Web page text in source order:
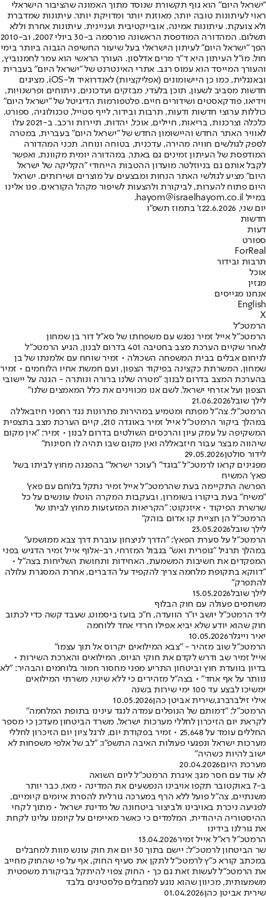
"ישראל היום" הוא גוף תקשורת שנוסד מתוך האמונה שהציבור הישראלי
ראוי לעיתונות טובה יותר, מאוזנת יותר ומדויקת יותר. עיתונות שמדברת
ולא צועקת. עיתונות אמינה, אובייקטיבית ועניינית. עיתונות אחרת וללא
תשלום. המהדורה המודפסת הראשונה פורסמה ב-30 ביולי 2007, וב-2010
הפך "ישראל היום" לעיתון הישראלי בעל שיעור החשיפה הגבוה ביותר בימי
חול. מו"ל העיתון היא ד"ר מרים אדלסון. העורך הראשי הוא עמר לחמנוביץ,
והעורך המייסד הוא עמוס רגב. אתרי האינטרנט של "ישראל היום" בעברית
ובאנגלית, כמו כן היישומונים (אפליקציות) לאנדרואיד ול-iOS, מציגים
חדשות מסביב לשעון, תוכן בלעדי, מבזקים ועדכונים, ניתוחים ופרשנויות,
וידיאו, פודקאסטים ושידורים חיים. פלטפורמות הדיגיטל של "ישראל היום"
כוללות ערוצי חדשות ודעות, תרבות ובידור, לייף סטייל, טכנולוגיה, ספורט,
כלכלה וצרכנות, בריאות, חיילים, אוכל, יהדות, תיירות ורכב. ב-2021 עלו
לאוויר האתר החדש והיישומון החדש של "ישראל היום" בעברית, במטרה
לספק לגולשים חוויה מהירה, עדכנית, בטוחה ונוחה. תכני המהדורה
המודפסת של העיתון זמינים גם באתר, במהדורה יומית מקוונת, ואפשר
לקבל אותם גם בניוזלטר. מועדון ההטבות הייחודי "הקליקה של ישראל
היום" מציע לגולשי האתר הנחות ומבצעים על מוצרים ושירותים. ישראל
היום פתוח להערות, לביקורת ולהצעות לשיפור מקהל הקוראים. פנו אלינו
במייל hayom@israelhayom.co.il.
יום שני, 22.6.2026
ז' בתמוז תשפ"ו
חדשות
דעות
ספורט
ForReal
תרבות ובידור
אוכל
מגזין
אנחנו מגייסים
English
X
הרמטכ''ל
הרמטכ"ל אייל זמיר נפגש עם משפחתו של סא"ל דור בן שמחון
לאחר שקיים הערכת מצב בחטיבה 401 בדרום לבנון, הגיע הרמטכ"ל
לניחום אבלים בבית המשפחה השכולה • זמיר שוחח עם אלמנתו של בן
שמחון, המשרתת כקצינה בפיקוד הצפון, ועם חמשת אחיו הלוחמים • זמיר
בהערכת המצב בדרום לבנון: "מטרה שלנו ברורה ונותרה - הגנה על יישובי
הצפון ועל אזרחי ישראל. לשם אנו מכווינים את כלל המאמצים שלנו"
לילך שובל21.06.2026
הרמטכ"ל: צה"ל מפתח ומטמיע במהירות פתרונות נגד רחפני חיזבאללה
במהלך ביקור הרמטכ"ל אייל זמיר באוגדה 210, קיים הערכת מצב בתצפית
המשקיפה על עמק עיון והרכסים השולטים בדרום לבנון • זמיר: "אין מקום
שיהווה מבצר עבור חיזבאללה ואין מקום שבו תהיה לו חסינות"
לידור סולטן29.05.2026
מפגינים קראו לרמטכ"ל "בוגד" ו"עוכר ישראל" בהפגנה מחוץ לביתו בשל
פאץ' המשיח
הפרשה התקיימה בעת שהרמטכ"ל אייל זמיר נתקל בלוחם עם פאץ'
"משיח" בעת ביקורו בשומרון, ובעקבות המקרה הוטלו עונשים על כל
שרשרת הפיקוד • איזנקוט: "הקריאות המזעזעות מחוץ לביתו של
הרמטכ"ל הן חציית קו אדום בוהק"
לילך שובל23.05.2026
הרמטכ"ל על סערת הפאץ': "הדרך לניצחון עוברת דרך צבא ממושמע"
במהלך תרגיל "גופרית ואש" בגבול המזרחי, רב-אלוף אייל זמיר הדגיש בפני
המפקדים את חשיבות המשמעת, האחידות ותחושת השליחות בצה"ל •
"דווקא בתקופת מלחמה צריך להקפיד על הדברים, אחרת המסגרת עלולה
להתפרק"
לילך שובל15.05.2026
משתפים פעולה עם חוק הבלוף
ליד הרמטכ"ל יושב יו"ר הוועדה, ח"כ בועז ביסמוט, שעבד קשה כדי לכתוב
חוק שהוא יודע שלא יביא אפילו חרדי אחד ללוחמה
יאיר וייגלר10.05.2026
הרמטכ"ל שוב מזהיר - "צבא המילואים יקרוס אל תוך עצמו"
אייל זמיר שב ודרש לקדם את חוקי הגיוס, המילואים והארכת השירות •
בדיון בוועדת חוץ וביטחון התריע מפני מחסור חמור בלוחמים והבהיר: "לא
נוותר על אף אחד" • בצה"ל מזהירים כי ללא שינוי, משרתי המילואים
ימשיכו לבצע עד 100 ימי שירות בשנה
אילי זילברברג,שירית אביטן כהן10.05.2026
הרמטכ"ל: "דמותם של הנופלים עמדה לנגד עינינו בתופת המלחמה"
לקראת יום הזיכרון לחללי מערכות ישראל, משרד הביטחון מעדכן כי מספר
החללים עומד על 25,648 • זמיר בפקודת יום, לרגל ציון יום הזיכרון לחללי
מערכות ישראל ונפגעי פעולות האיבה התשפ"ו: "לב של אלפי משפחות לא
ישוב להיות כשהיה"
מערכת היום20.04.2026
לא עוד עם חסר מגן: איגרת הרמטכ"ל ליום השואה
ב-7 באוקטובר תקפו אויבינו הנפשעים את המדינה • מאז, כבר יותר
משנתיים, צה"ל פועל ללא הרף במערכה גורלית להסרת איומים קיומיים,
לפגיעה ניכרת באויבינו ולביצור ביטחונה של מדינת ישראל • מתוך לקחי
ההיסטוריה היהודית, המלמדים כי כאשר מאיימים על קיומנו עלינו לקחת
את גורלנו בידינו
הרמטכ"ל רא"ל אייל זמיר13.04.2026
שר הביטחון לרמטכ"ל: יישם בתוך 30 יום את חוק עונש מוות למחבלים
במכתב קורא כ"ץ לרמטכ"ל לתקן את סעיף החוק, אף על פי שהחוק מחייב
את הרמטכ"ל לעשות זאת גם כך • החוק צפוי להיתקל בביקורת משפטית
משמעותית, מכיוון שהוא נוגע למחבלים פלסטינים בלבד
שירית אביטן כהן01.04.2026